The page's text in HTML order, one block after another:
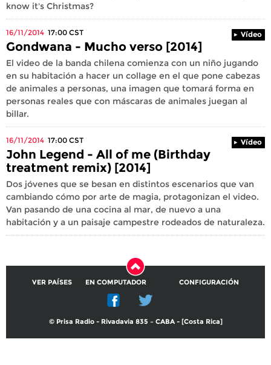
know it's Christmas?
16/11/2014 17:00 CST Vídeo
Gondwana - Mucho verso [2014]
El video de la banda chilena comienza con un niño jugando
en su habitación a hacer un collage en el que pone cabezas
de animales a personas, una imagen que tomará forma en
personas reales que con máscaras de animales juegan al
billar.
16/11/2014 17:00 CST Vídeo
John Legend - All of me (Birthday
treatment remix) [2014]
Dos jóvenes que se besan en distintos escenarios que van
cambiando cómo por arte de magia, protagonizan el video.
Van pasando de una cocina al mar, de nuevo a una
habitación y a un paisaje campestre rodeados de naturaleza.
VER PAÍSES EN COMPUTADOR CONFIGURACIÓN
© Prisa Radio - Rivadavia 835 – CABA - [Costa Rica]